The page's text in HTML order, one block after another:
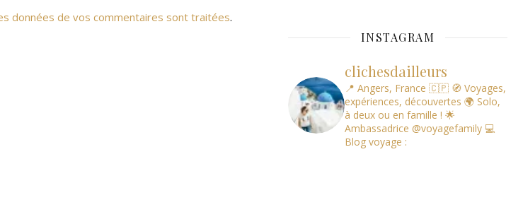
données de vos commentaires sont traitées.
INSTAGRAM
clichesdailleurs
📍 Angers, France 🇨🇵 🧭 Voyages,
expériences, découvertes 🌍 Solo,
à deux ou en famille ! 🌟
Ambassadrice @voyagefamily 💻
Blog voyage :